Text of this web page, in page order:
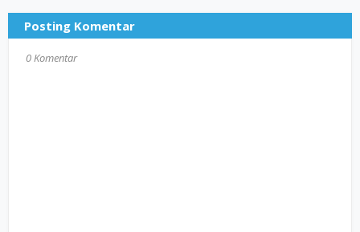
Posting Komentar
0 Komentar